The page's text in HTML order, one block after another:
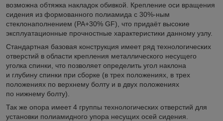
возможна обтяжка накладок обивкой. Крепление оси вращения
сидения из формованного полиамида с 30%-ным
стеклонаполнением (PA+30% GF), что придаёт высокие
эксплуатационные прочностные характеристики данному узлу.
Стандартная базовая конструкция имеет ряд технологических
отверстий в области крепления металлического несущего
уголка спинки, что позволяет определить угол наклона
и глубину спинки при сборке (в трех положениях, в трех
положениях по верхнему болту и в двух положениях
по нижнему болту).
Так же опора имеет 4 группы технологических отверстий для
установки полиамидного упора несущих осей сидения.